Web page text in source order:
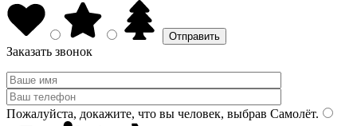
Заказать звонок
Пожалуйста, докажите, что вы человек, выбрав Самолёт.